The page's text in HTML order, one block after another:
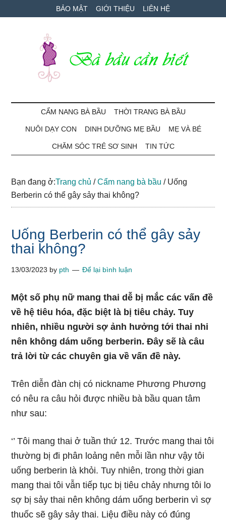
to
to
qua
BẢO MẬT GIỚI THIỆU LIÊN HỆ
Bà
Bầu
Cần
Biết
bé
CẨM NANG BÀ BẦU THỜI TRANG BÀ BẦU
NUÔI DẠY CON DINH DƯỠNG MẸ BẦU MẸ VÀ BÉ
CHĂM SÓC TRẺ SƠ SINH TIN TỨC
Bạn đang ở:Trang chủ / Cẩm nang bà bầu /Uống
Berberin có thể gây sảy thai không?
Uống Berberin có thể gây sảy
thai không?
13/03/2023 by pth Để lại bình luận
Một số phụ nữ mang thai dễ bị mắc các vấn đề
về hệ tiêu hóa, đặc biệt là bị tiêu chảy. Tuy
nhiên, nhiều người sợ ảnh hưởng tới thai nhi
nên không dám uống berberin. Đây sẽ là câu
trả lời từ các chuyên gia về vấn đề này.
Trên diễn đàn chị có nickname Phương Phương
có nêu ra câu hỏi được nhiều bà bầu quan tâm
như sau:
‘’ Tôi mang thai ở tuần thứ 12. Trước mang thai tôi
thường bị đi phân loảng nên mỗi lần như vậy tôi
uống berberin là khỏi. Tuy nhiên, trong thời gian
mang thai tôi vẫn tiếp tục bị tiêu chảy nhưng tôi lo
sợ bị sảy thai nên không dám uống berberin vì sợ
thuốc sẽ gây sảy thai. Liệu điều này có đúng